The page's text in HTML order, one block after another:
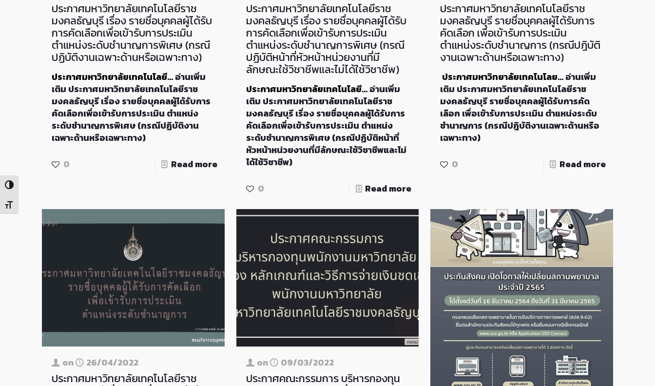
Toggle High Contrast
Toggle Font size
ประกาศมหาวิทยาลัยเทคโนโลยีราช
มงคลธัญบุรี เรื่อง รายชื่อบุคคลผู้ได้รับ
การคัดเลือกเพื่อเข้ารับการประเมิน
ตำแหน่งระดับชำนาญการพิเศษ (กรณี
ปฏิบัติงานเฉพาะด้านหรือเฉพาะทาง)
ประกาศมหาวิทยาลัยเทคโนโลยี…อ่านเพิ่ม
เติม ประกาศมหาวิทยาลัยเทคโนโลยีราช
มงคลธัญบุรี เรื่อง รายชื่อบุคคลผู้ได้รับการ
คัดเลือกเพื่อเข้ารับการประเมิน ตำแหน่ง
ระดับชำนาญการพิเศษ (กรณีปฏิบัติงาน
เฉพาะด้านหรือเฉพาะทาง)
0
Read more
ประกาศมหาวิทยาลัยเทคโนโลยีราช
มงคลธัญบุรี เรื่อง รายชื่อบุคคลผู้ได้รับ
การคัดเลือกเพื่อเข้ารับการประเมิน
ตำแหน่งระดับชำนาญการพิเศษ (กรณี
ปฏิบัติหน้าที่หัวหน้าหน่วยงานที่มี
ลักษณะใช้วิชาชีพและไม่ได้ใช้วิชาชีพ)
ประกาศมหาวิทยาลัยเทคโนโลยี…อ่านเพิ่ม
เติม ประกาศมหาวิทยาลัยเทคโนโลยีราช
มงคลธัญบุรี เรื่อง รายชื่อบุคคลผู้ได้รับการ
คัดเลือกเพื่อเข้ารับการประเมิน ตำแหน่ง
ระดับชำนาญการพิเศษ (กรณีปฏิบัติหน้าที่
หัวหน้าหน่วยงานที่มีลักษณะใช้วิชาชีพและไม่
ได้ใช้วิชาชีพ)
0
Read more
ประกาศมหาวิทยาลัยเทคโนโลยีราช
มงคลธัญบุรี รายชื่อบุคคลผู้ได้รับการ
คัดเลือก เพื่อเข้ารับการประเมิน
ตำแหน่งระดับชำนาญการ (กรณีปฎิบัติ
งานเฉพาะด้านหรือเฉพาะทาง)
ประกาศมหาวิทยาลัยเทคโนโลย…อ่านเพิ่ม
เติม ประกาศมหาวิทยาลัยเทคโนโลยีราช
มงคลธัญบุรี รายชื่อบุคคลผู้ได้รับการคัด
เลือก เพื่อเข้ารับการประเมิน ตำแหน่งระดับ
ชำนาญการ (กรณีปฎิบัติงานเฉพาะด้านหรือ
เฉพาะทาง)
0
Read more
on 26/04/2022
ประกาศมหาวิทยาลัยเทคโนโลยีราช
on 09/03/2022
ประกาศคณะกรรมการ บริหารกองทุน